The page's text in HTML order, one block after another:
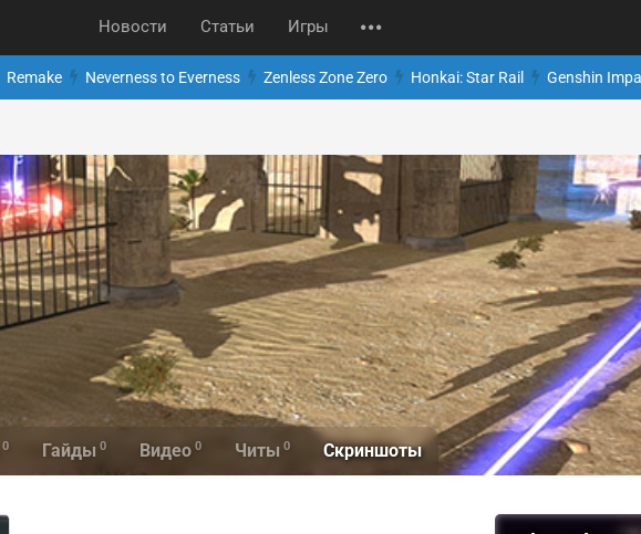
Новости Статьи Игры
Remake Neverness to Everness Zenless Zone Zero Honkai: Star Rail Genshin
0 Гайды 0 Видео 0 Читы 0 Скриншоты